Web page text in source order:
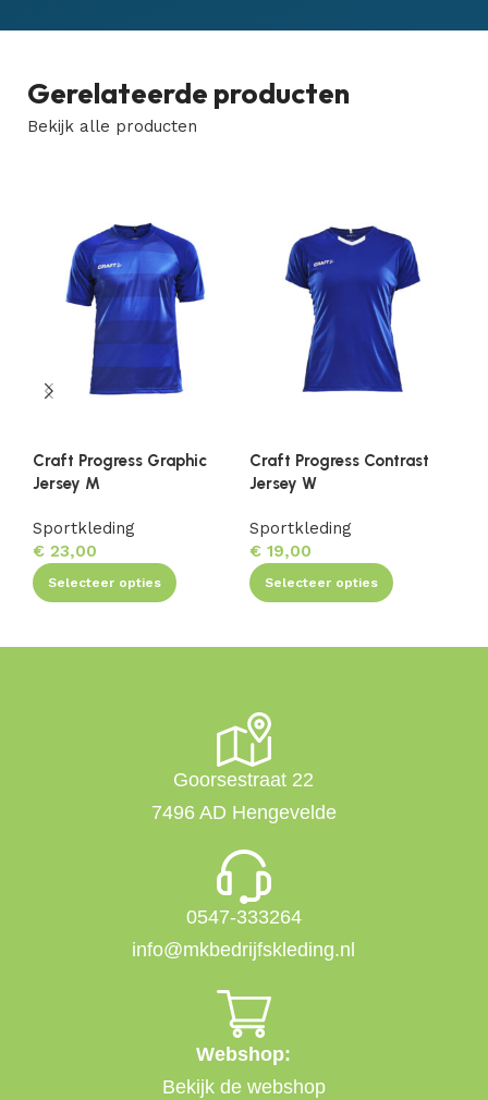
Gerelateerde producten
Bekijk alle producten
Craft Progress Graphic
Jersey M
Sportkleding
€ 23,00
Selecteer opties
Craft Progress Contrast
Jersey W
Sportkleding
€19,00
Selecteer opties
Goorsestraat 22
7496 AD Hengevelde
0547-333264
info@mkbedrijfskleding.nl
Webshop:
Bekijk de webshop